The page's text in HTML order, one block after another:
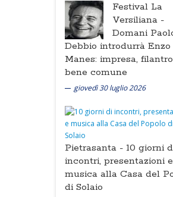
Festival La
Versiliana -
Domani
Debbio introdurrà Enzo
Manes: impresa,
bene comune
giovedì 30 luglio 2026
Pietrasanta - 10 giorni
incontri, presentazioni e
musica alla Casa del
di Solaio